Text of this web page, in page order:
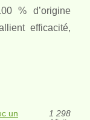
% d’origine
efficacité,
un
1 298